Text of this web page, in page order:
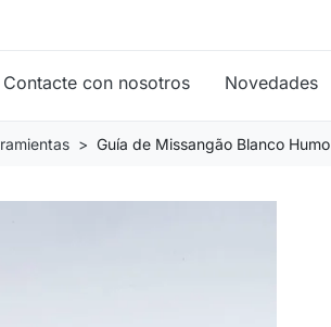
Contacte con nosotros Novedades
Guía de Missangão Blanco Humo